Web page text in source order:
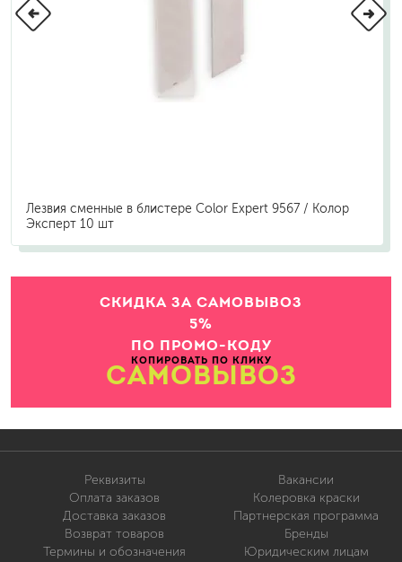
Лезвия сменные в блистере Color Expert 9567 / Колор
Эксперт 10 шт
СКИДКА ЗА САМОВЫВОЗ
5%
ПО ПРОМО-КОДУ
КОПИРОВАТЬ ПО КЛИКУ
САМОВЫВОЗ
Реквизиты
Оплата заказов
Доставка заказов
Возврат товаров
Термины и обозначения
Вакансии
Колеровка краски
Партнерская программа
Бренды
Юридическим лицам